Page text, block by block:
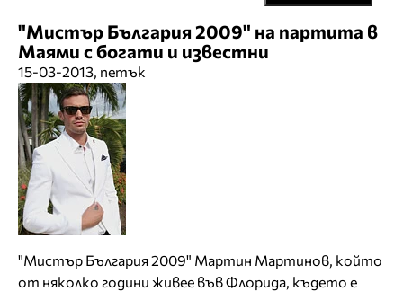
"Мистър България 2009" на партита в
Маями с богати и известни
15-03-2013, петък
"Мистър България 2009" Мартин Мартинов, който
от няколко години живее във Флорида, където е